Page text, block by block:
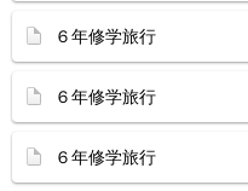
６年修学旅行
６年修学旅行
６年修学旅行